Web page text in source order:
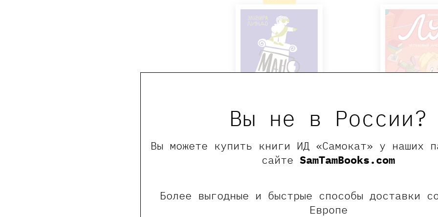
Вы не в России?
Вы можете купить книги ИД «Самокат» у наших
сайтеSamTamBooks.com
Более выгодные и быстрые способы доставки
Европе
Манолито Очкарик
1000 ₽270 ₽
Купить
Лу!